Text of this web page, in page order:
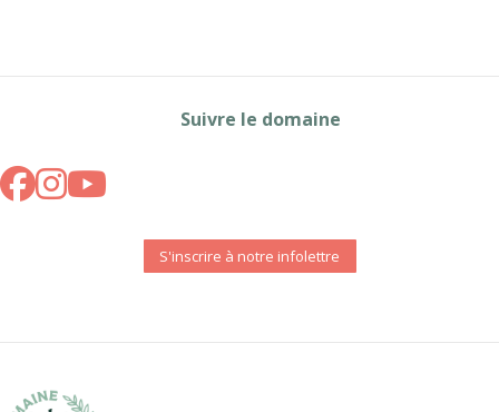
Suivre le domaine
S'inscrire à notre infolettre